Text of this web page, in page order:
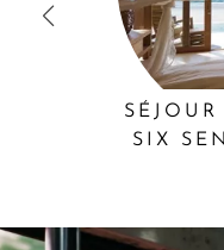
consommation d'alcool.
0 mg d'alcool. Là
organisez
guidée dans Hanoïou
complicté de nos experts.
SIX